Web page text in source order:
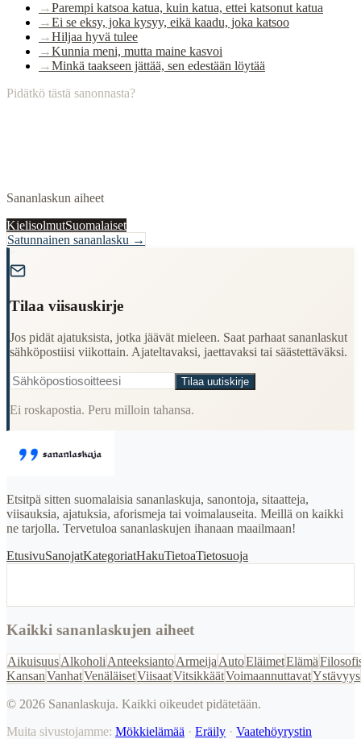
→Parempi katsoa katua, kuin katua, ettei katsonut katua
→Ei se eksy, joka kysyy, eikä kaadu, joka katsoo
→Hiljaa hyvä tulee
→Kunnia meni, mutta maine kasvoi
→Minkä taakseen jättää, sen edestään löytää
Pidätkö tästä sanonnasta?
Sananlaskun aiheet
KielisolmutSuomalaiset
Satunnainen sananlasku →
Tilaa viisauskirje
Jos pidät ajatuksista, jotka jäävät mieleen. Saat parhaat sananlaskut
sähköpostiisi viikottain. Ajateltavaksi, jaettavaksi tai säästettäväksi.
Tilaa uutiskirje
Ei roskapostia. Peru milloin tahansa.
Etsitpä sitten suomalaisia sananlaskuja, sanontoja, sitaatteja,
viisauksia, ajatuksia, aforismeja tai voimalauseita. Meillä on kaikki
ne tarjolla. Tervetuloa sananlaskujen ihanaan maailmaan!
EtusivuSanojatKategoriatHakuTietoaTietosuoja
Kaikki sananlaskujen aiheet
AikuisuusAlkoholi AnteeksiantoArmeija AutoEläimetElämä
KansanVanhatVenäläisetViisaatVitsikkäätVoimaannuttavatYstävyys
© 2026 Sananlaskuja. Kaikki oikeudet pidätetään.
Muita sivustojamme: Mökkielämää · Eräily · Vaatehöyrystin